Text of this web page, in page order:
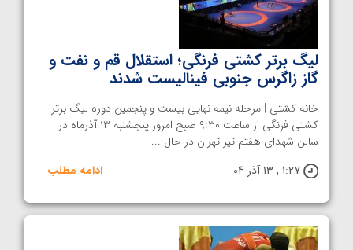
لیگ برتر کشتی فرنگی؛ استقلال قم و نفت و
گاز زاگرس جنوبی فینالیست شدند
خانه کشتی | مرحله نیمه‌ نهایی بیست‌ و پنجمین دوره لیگ برتر
کشتی فرنگی از ساعت ۹:۳۰ صبح امروز پنجشنبه ۱۳ آذرماه در
سالن شهدای هفتم تیر تهران در حال ...
1:27 , 13 آذر 04
ادامه مطلب